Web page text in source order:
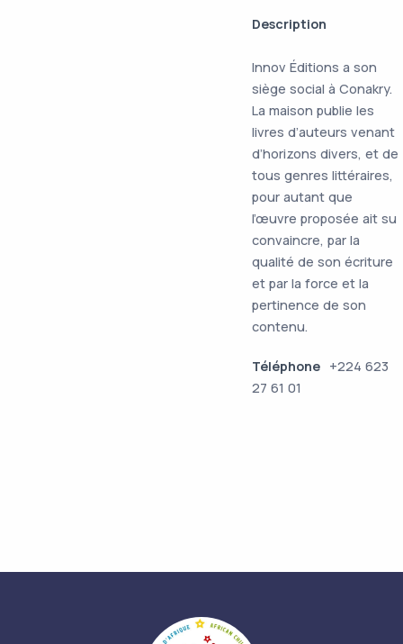
Description
Innov Éditions a son
siège social à Conakry.
La maison publie les
livres d’auteurs venant
d’horizons divers, et de
tous genres littéraires,
pour autant que
l’œuvre proposée ait su
convaincre, par la
qualité de son écriture
et par la force et la
pertinence de son
contenu.
Téléphone +224 623
27 61 01